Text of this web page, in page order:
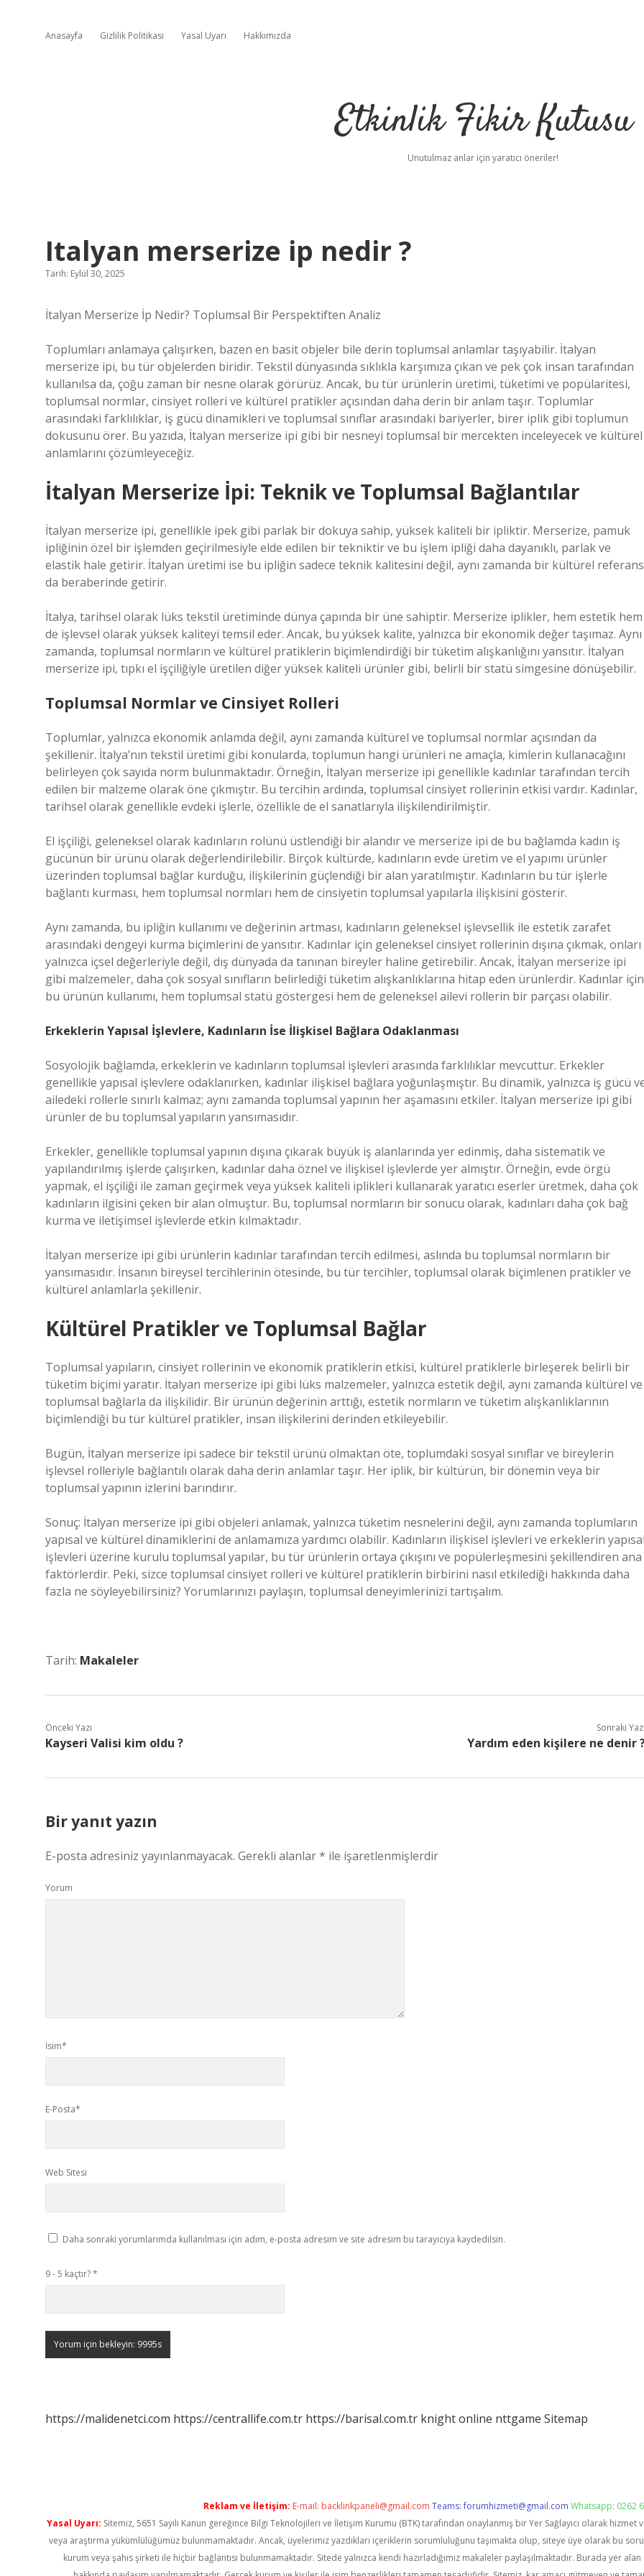
Anasayfa Gizlilik Politikası Yasal Uyarı Hakkımızda
Etkinlik Fikir Kutusu
Unutulmaz anlar için yaratıcı öneriler!
Italyan merserize ip nedir ?
Tarih: Eylül 30, 2025
İtalyan Merserize İp Nedir? Toplumsal Bir Perspektiften Analiz
Toplumları anlamaya çalışırken, bazen en basit objeler bile derin toplumsal anlamlar taşıyabilir. İtalyan
merserize ipi, bu tür objelerden biridir. Tekstil dünyasında sıklıkla karşımıza çıkan ve pek çok insan tarafından
kullanılsa da, çoğu zaman bir nesne olarak görürüz. Ancak, bu tür ürünlerin üretimi, tüketimi ve popülaritesi,
toplumsal normlar, cinsiyet rolleri ve kültürel pratikler açısından daha derin bir anlam taşır. Toplumlar
arasındaki farklılıklar, iş gücü dinamikleri ve toplumsal sınıflar arasındaki bariyerler, birer iplik gibi toplumun
dokusunu örer. Bu yazıda, İtalyan merserize ipi gibi bir nesneyi toplumsal bir mercekten inceleyecek ve kültürel
anlamlarını çözümleyeceğiz.
İtalyan Merserize İpi: Teknik ve Toplumsal Bağlantılar
İtalyan merserize ipi, genellikle ipek gibi parlak bir dokuya sahip, yüksek kaliteli bir ipliktir. Merserize, pamuk
ipliğinin özel bir işlemden geçirilmesiyle elde edilen bir tekniktir ve bu işlem ipliği daha dayanıklı, parlak ve
elastik hale getirir. İtalyan üretimi ise bu ipliğin sadece teknik kalitesini değil, aynı zamanda bir kültürel
da beraberinde getirir.
İtalya, tarihsel olarak lüks tekstil üretiminde dünya çapında bir üne sahiptir. Merserize iplikler, hem estetik hem
de işlevsel olarak yüksek kaliteyi temsil eder. Ancak, bu yüksek kalite, yalnızca bir ekonomik değer taşımaz. Aynı
zamanda, toplumsal normların ve kültürel pratiklerin biçimlendirdiği bir tüketim alışkanlığını yansıtır. İtalyan
merserize ipi, tıpkı el işçiliğiyle üretilen diğer yüksek kaliteli ürünler gibi, belirli bir statü simgesine dönüşebilir.
Toplumsal Normlar ve Cinsiyet Rolleri
Toplumlar, yalnızca ekonomik anlamda değil, aynı zamanda kültürel ve toplumsal normlar açısından da
şekillenir. İtalya’nın tekstil üretimi gibi konularda, toplumun hangi ürünleri ne amaçla, kimlerin kullanacağını
belirleyen çok sayıda norm bulunmaktadır. Örneğin, İtalyan merserize ipi genellikle kadınlar tarafından tercih
edilen bir malzeme olarak öne çıkmıştır. Bu tercihin ardında, toplumsal cinsiyet rollerinin etkisi vardır. Kadınlar,
tarihsel olarak genellikle evdeki işlerle, özellikle de el sanatlarıyla ilişkilendirilmiştir.
El işçiliği, geleneksel olarak kadınların rolünü üstlendiği bir alandır ve merserize ipi de bu bağlamda kadın iş
gücünün bir ürünü olarak değerlendirilebilir. Birçok kültürde, kadınların evde üretim ve el yapımı ürünler
üzerinden toplumsal bağlar kurduğu, ilişkilerinin güçlendiği bir alan yaratılmıştır. Kadınların bu tür işlerle
bağlantı kurması, hem toplumsal normları hem de cinsiyetin toplumsal yapılarla ilişkisini gösterir.
Aynı zamanda, bu ipliğin kullanımı ve değerinin artması, kadınların geleneksel işlevsellik ile estetik zarafet
arasındaki dengeyi kurma biçimlerini de yansıtır. Kadınlar için geleneksel cinsiyet rollerinin dışına çıkmak, onları
yalnızca içsel değerleriyle değil, dış dünyada da tanınan bireyler haline getirebilir. Ancak, İtalyan merserize ipi
gibi malzemeler, daha çok sosyal sınıfların belirlediği tüketim alışkanlıklarına hitap eden ürünlerdir. Kadınlar
bu ürünün kullanımı, hem toplumsal statü göstergesi hem de geleneksel ailevi rollerin bir parçası olabilir.
Erkeklerin Yapısal İşlevlere, Kadınların İse İlişkisel Bağlara Odaklanması
Sosyolojik bağlamda, erkeklerin ve kadınların toplumsal işlevleri arasında farklılıklar mevcuttur. Erkekler
genellikle yapısal işlevlere odaklanırken, kadınlar ilişkisel bağlara yoğunlaşmıştır. Bu dinamik, yalnızca iş gücü
ailedeki rollerle sınırlı kalmaz; aynı zamanda toplumsal yapının her aşamasını etkiler. İtalyan merserize ipi gibi
ürünler de bu toplumsal yapıların yansımasıdır.
Erkekler, genellikle toplumsal yapının dışına çıkarak büyük iş alanlarında yer edinmiş, daha sistematik ve
yapılandırılmış işlerde çalışırken, kadınlar daha öznel ve ilişkisel işlevlerde yer almıştır. Örneğin, evde örgü
yapmak, el işçiliği ile zaman geçirmek veya yüksek kaliteli iplikleri kullanarak yaratıcı eserler üretmek, daha çok
kadınların ilgisini çeken bir alan olmuştur. Bu, toplumsal normların bir sonucu olarak, kadınları daha çok bağ
kurma ve iletişimsel işlevlerde etkin kılmaktadır.
İtalyan merserize ipi gibi ürünlerin kadınlar tarafından tercih edilmesi, aslında bu toplumsal normların bir
yansımasıdır. İnsanın bireysel tercihlerinin ötesinde, bu tür tercihler, toplumsal olarak biçimlenen pratikler ve
kültürel anlamlarla şekillenir.
Kültürel Pratikler ve Toplumsal Bağlar
Toplumsal yapıların, cinsiyet rollerinin ve ekonomik pratiklerin etkisi, kültürel pratiklerle birleşerek belirli bir
tüketim biçimi yaratır. İtalyan merserize ipi gibi lüks malzemeler, yalnızca estetik değil, aynı zamanda kültürel ve
toplumsal bağlarla da ilişkilidir. Bir ürünün değerinin arttığı, estetik normların ve tüketim alışkanlıklarının
biçimlendiği bu tür kültürel pratikler, insan ilişkilerini derinden etkileyebilir.
Bugün, İtalyan merserize ipi sadece bir tekstil ürünü olmaktan öte, toplumdaki sosyal sınıflar ve bireylerin
işlevsel rolleriyle bağlantılı olarak daha derin anlamlar taşır. Her iplik, bir kültürün, bir dönemin veya bir
toplumsal yapının izlerini barındırır.
Sonuç: İtalyan merserize ipi gibi objeleri anlamak, yalnızca tüketim nesnelerini değil, aynı zamanda toplumların
yapısal ve kültürel dinamiklerini de anlamamıza yardımcı olabilir. Kadınların ilişkisel işlevleri ve erkeklerin
işlevleri üzerine kurulu toplumsal yapılar, bu tür ürünlerin ortaya çıkışını ve popülerleşmesini şekillendiren ana
faktörlerdir. Peki, sizce toplumsal cinsiyet rolleri ve kültürel pratiklerin birbirini nasıl etkilediği hakkında daha
fazla ne söyleyebilirsiniz? Yorumlarınızı paylaşın, toplumsal deneyimlerinizi tartışalım.
Tarih: Makaleler
Önceki Yazı
Kayseri Valisi kim oldu ?
Sonraki
Yardım eden kişilere ne denir
Bir yanıt yazın
E-posta adresiniz yayınlanmayacak. Gerekli alanlar* ile işaretlenmişlerdir
Yorum
İsim*
E-Posta*
Web Sitesi
Daha sonraki yorumlarımda kullanılması için adım, e-posta adresim ve site adresim bu tarayıcıya kaydedilsin.
9 - 5 kaçtır?*
https://malidenetci.com https://centrallife.com.tr https://barisal.com.tr knight online nttgame Sitemap
Reklam ve İletişim: E-mail: backlinkpaneli@gmail.com Teams:forumhizmeti@gmail.com Whatsapp: 0262
Yasal Uyarı: Sitemiz, 5651 Sayılı Kanun gereğince Bilgi Teknolojileri ve İletişim Kurumu (BTK) tarafından onaylanmış bir Yer Sağlayıcı olarak
veya araştırma yükümlülüğümüz bulunmamaktadır. Ancak, üyelerimiz yazdıkları içeriklerin sorumluluğunu taşımakta olup, siteye üye olarak bu
kurum veya şahıs şirketi ile hiçbir bağlantısı bulunmamaktadır. Sitede yalnızca kendi hazırladığımız makaleler paylaşılmaktadır. Burada yer